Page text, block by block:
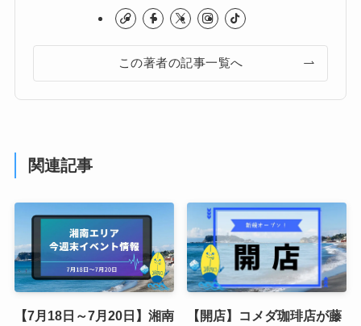
この著者の記事一覧へ
関連記事
【7月18日～7月20日】湘南
【開店】コメダ珈琲店が藤